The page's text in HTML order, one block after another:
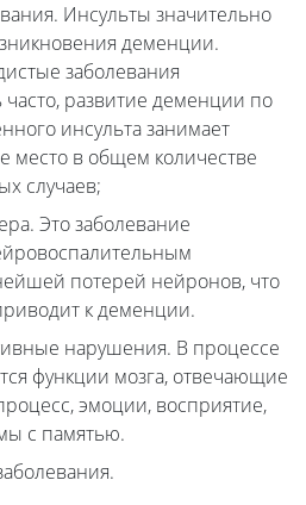
Инсульты значительно
деменции.
заболевания
часто, развитие деменции по
инсульта занимает
место в общем количестве
случаев;
Это заболевание
потерей нейронов, что
к деменции.
нарушения. В процессе
функции мозга, отвечающие
эмоции, восприятие,
с памятью.